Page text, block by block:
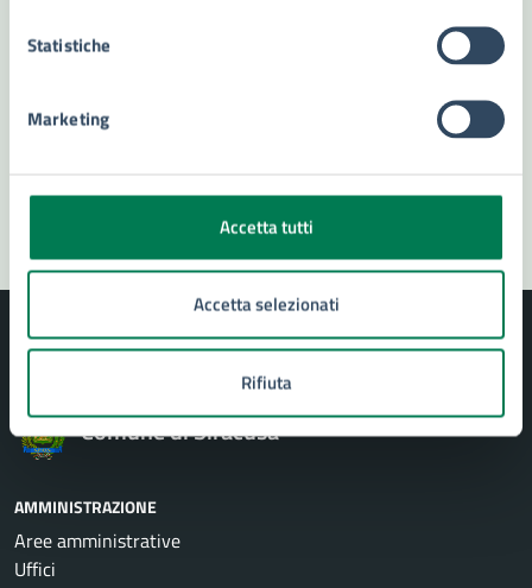
Statistiche
Marketing
Accetta tutti
Accetta selezionati
Rifiuta
Problemi in città
Segnala disservizio
Comune di Siracusa
AMMINISTRAZIONE
Aree amministrative
Uffici